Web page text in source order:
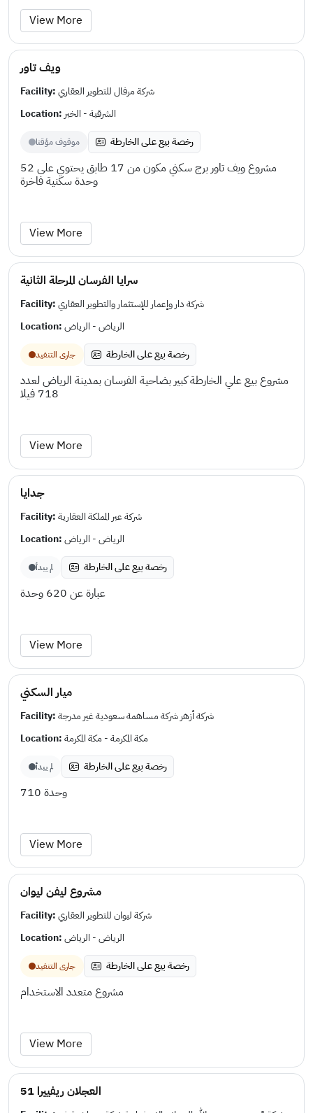
View More
ويف تاور
Facility:شركة مرفال للتطوير العقاري
Location: الشرقية - الخبر
موقوف مؤقتا رخصة بيع على الخارطة
مشروع ويف تاور برج سكني مكون من 17 طابق يحتوي على 52
وحدة سكنية فاخرة
View More
سرايا الفرسان المرحلة الثانية
Facility:شركة دار وإعمار للإستثمار والتطوير العقاري
Location:الرياض - الرياض
جارى التنفيد رخصة بيع على الخارطة
مشروع بيع علي الخارطة كبير بضاحية الفرسان بمدينة الرياض لعدد
718 فيلا
View More
جدايا
Facility:شركة عبر المملكة العقارية
Location:الرياض - الرياض
لم يبدأ رخصة بيع على الخارطة
عبارة عن 620 وحدة
View More
ميار السكني
Facility:شركة أزهر شركة مساهمة سعودية غير مدرجة
Location:مكة المكرمة - مكة المكرمة
لم يبدأ رخصة بيع على الخارطة
710 وحدة
View More
مشروع ليفن ليوان
Facility:شركة ليوان للتطوير العقاري
Location:الرياض - الرياض
جارى التنفيد رخصة بيع على الخارطة
مشروع متعدد الاستخدام
View More
العجلان ريفييرا 51